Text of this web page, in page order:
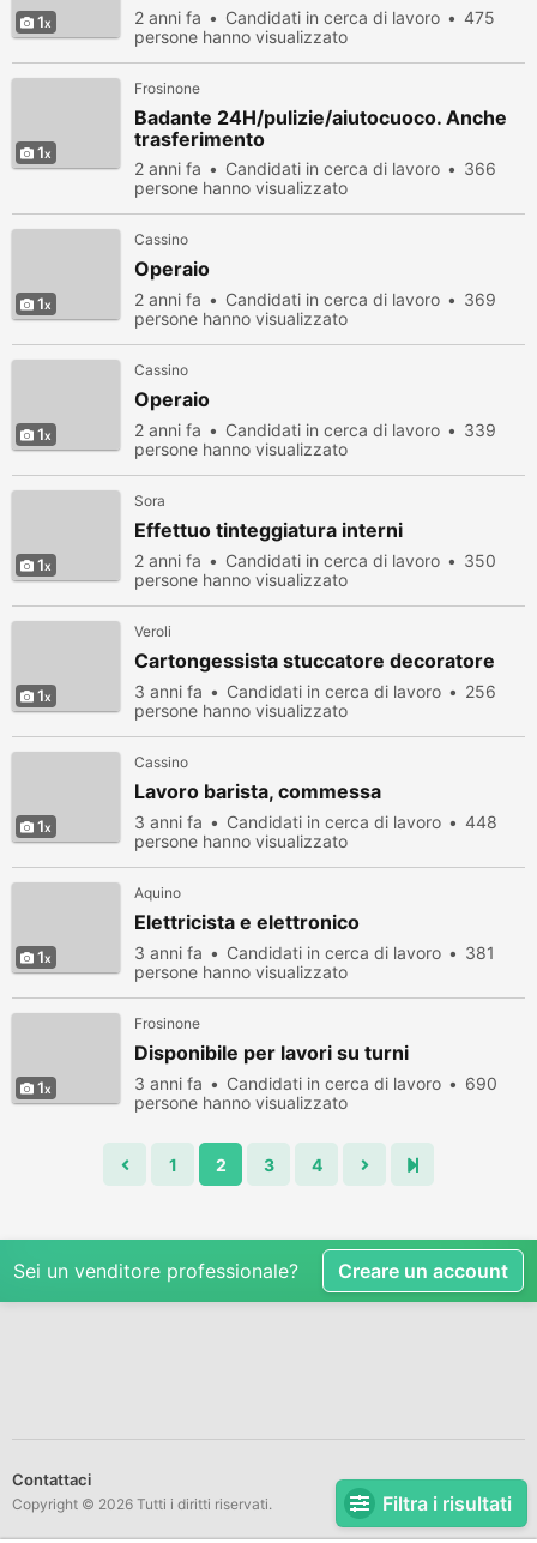
Filtra i risultati
1 2 anni fa Candidati in cerca di lavoro
475
persone hanno visualizzato
1
Frosinone
Badante 24H/pulizie/aiutocuoco. Anche
trasferimento
2 anni fa Candidati in cerca di lavoro
366
persone hanno visualizzato
1
Cassino
Operaio
2 anni fa Candidati in cerca di lavoro
369
persone hanno visualizzato
1
Cassino
Operaio
2 anni fa Candidati in cerca di lavoro
339
persone hanno visualizzato
1
Sora
Effettuo tinteggiatura interni
2 anni fa Candidati in cerca di lavoro
350
persone hanno visualizzato
1
Veroli
Cartongessista stuccatore decoratore
3 anni fa Candidati in cerca di lavoro
256
persone hanno visualizzato
1
Cassino
Lavoro barista, commessa
3 anni fa Candidati in cerca di lavoro
448
persone hanno visualizzato
1
Aquino
Elettricista e elettronico
3 anni fa Candidati in cerca di lavoro
381
persone hanno visualizzato
1
Frosinone
Disponibile per lavori su turni
3 anni fa Candidati in cerca di lavoro
690
persone hanno visualizzato
1 2 3 4
Sei un venditore professionale? Creare un account
Contattaci
Copyright © 2026 Tutti i diritti riservati.